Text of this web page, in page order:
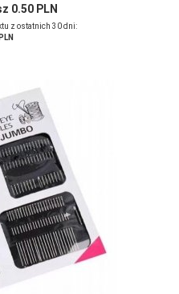
0.50 PLN
z ostatnich 30 dni: